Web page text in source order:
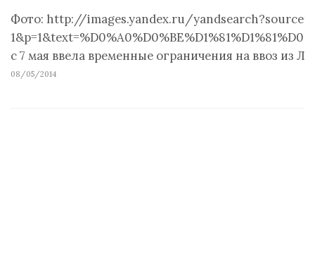
Фото: http://images.yandex.ru/
с 7 мая ввела временные ограничения на ввоз из
08/05/2014